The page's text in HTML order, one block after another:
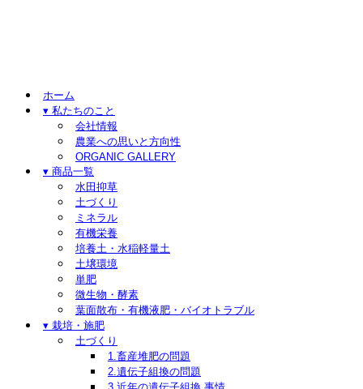
ホーム
▾ 私たちのこと
会社情報
農業への思いと方向性
ORGANIC GALLERY
▾ 商品一覧
水田抑草
土づくり
ミネラル
有機栄養
培養土・水稲軽量土
土壌環境
単肥
微生物・酵素
葉面散布・有機液肥・バイオトラブル
▾ 栽培・施肥
土づくり
1.畜産堆肥の問題
2.遺伝子組換の問題